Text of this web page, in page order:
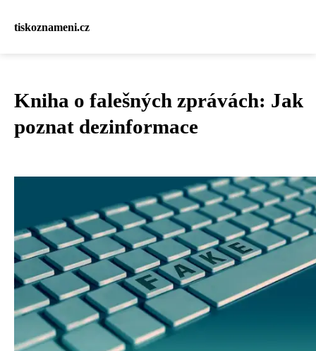
tiskoznameni.cz
Kniha o falešných zprávách: Jak
poznat dezinformace